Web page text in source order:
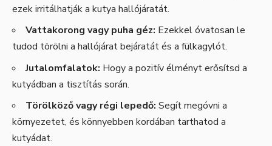
ezek irritálhatják a kutya hallójáratát.
Vattakorong vagy puha géz: Ezekkel óvatosan le
tudod törölni a hallójárat bejáratát és a fülkagylót.
Jutalomfalatok: Hogy a pozitív élményt erősítsd a
kutyádban a tisztítás során.
Törölköző vagy régi lepedő: Segít megóvni a
környezetet, és könnyebben kordában tarthatod a
kutyádat.